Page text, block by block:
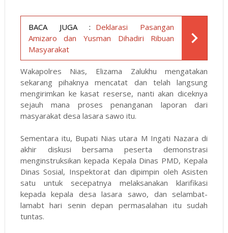
BACA JUGA : Deklarasi Pasangan
Amizaro dan Yusman Dihadiri Ribuan
Masyarakat
Wakapolres Nias, Elizama Zalukhu mengatakan
sekarang pihaknya mencatat dan telah langsung
mengirimkan ke kasat reserse, nanti akan diceknya
sejauh mana proses penanganan laporan dari
masyarakat desa lasara sawo itu.
Sementara itu, Bupati Nias utara M Ingati Nazara di
akhir diskusi bersama peserta demonstrasi
menginstruksikan kepada Kepala Dinas PMD, Kepala
Dinas Sosial, Inspektorat dan dipimpin oleh Asisten
satu untuk secepatnya melaksanakan klarifikasi
kepada kepala desa lasara sawo, dan selambat-
lamabt hari senin depan permasalahan itu sudah
tuntas.